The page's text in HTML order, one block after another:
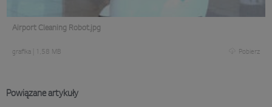
Airport Cleaning Robot.jpg
grafika 1,58 MB Pobierz
Powiązane artykuły